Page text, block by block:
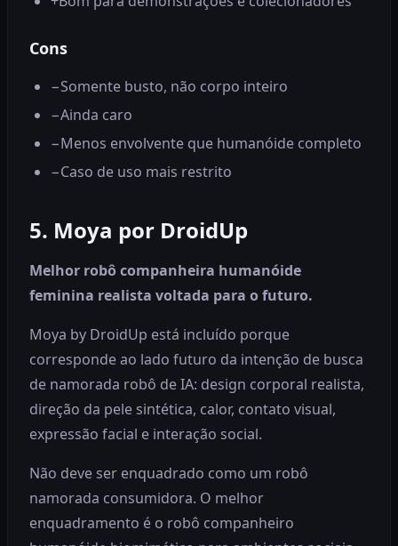
Cons
−Somente busto, não corpo inteiro
−Ainda caro
−Menos envolvente que humanóide completo
−Caso de uso mais restrito
5. Moya por DroidUp
Melhor robô companheira humanóide
feminina realista voltada para o futuro.
Moya by DroidUp está incluído porque
corresponde ao lado futuro da intenção de busca
de namorada robô de IA: design corporal realista,
direção da pele sintética, calor, contato visual,
expressão facial e interação social.
Não deve ser enquadrado como um robô
namorada consumidora. O melhor
enquadramento é o robô companheiro